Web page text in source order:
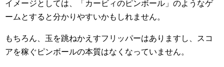
イメージとしては、「カービィのピンボール」のようなゲ
ームとすると分かりやすいかもしれません。
もちろん、玉を跳ねかえすフリッパーはありますし、スコ
アを稼ぐピンボールの本質はなくなっていません。